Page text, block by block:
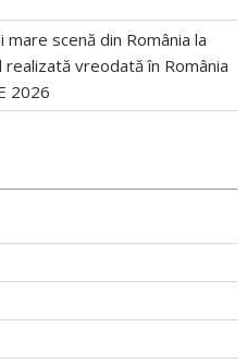
scenă din România la
vreodată în România
2026